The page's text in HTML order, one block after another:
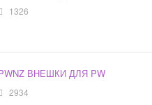
1326
ВНЕШКИ ДЛЯ PW
2934